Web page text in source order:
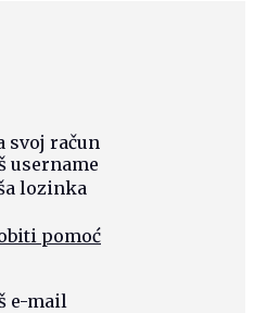
svoj račun
username
lozinka
pomoć
e-mail